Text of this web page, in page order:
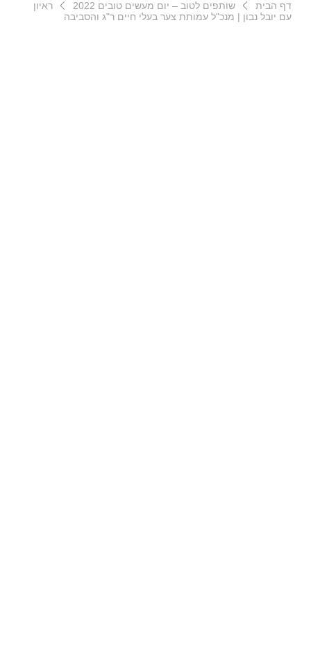
דף הבית שותפים לטוב – יום מעשים טובים 2022
ראיון
עם יובל נבון | מנכ"ל עמותת צער בעלי חיים ר"ג והסביבה